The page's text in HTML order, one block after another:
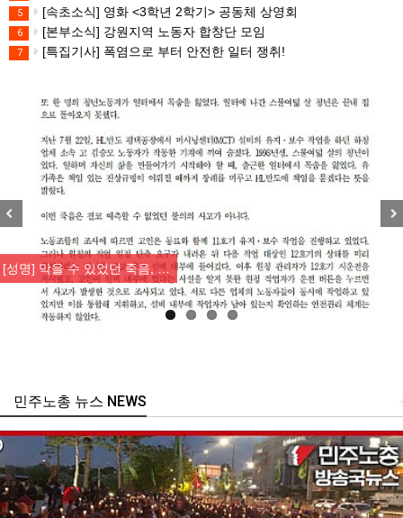
5 [속초소식] 영화 <3학년 2학기> 공동체 상영회
6 [본부소식] 강원지역 노동자 합창단 모임
7 [특집기사] 폭염으로 부터 안전한 일터 쟁취!
[산별소식] 건설산업연맹 플랜트건…
주노총 뉴스 NEWS